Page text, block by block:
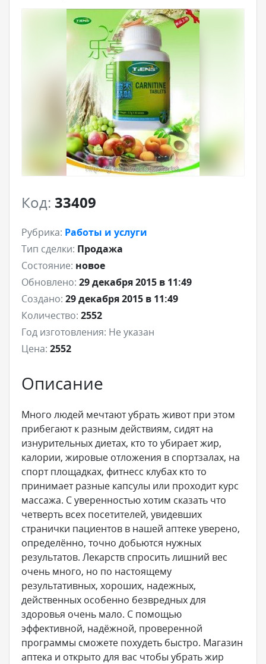
Код: 33409
Рубрика: Работы и услуги
Тип сделки: Продажа
Состояние: новое
Обновлено: 29 декабря 2015 в 11:49
Создано: 29 декабря 2015 в 11:49
Количество: 2552
Год изготовления: Не указан
Цена: 2552
Описание
Много людей мечтают убрать живот при этом
прибегают к разным действиям, сидят на
изнурительных диетах, кто то убирает жир,
калории, жировые отложения в спортзалах, на
спорт площадках, фитнесс клубах кто то
принимает разные капсулы или проходит курс
массажа. С уверенностью хотим сказать что
четверть всех посетителей, увидевших
странички пациентов в нашей аптеке уверено,
определённо, точно добьются нужных
результатов. Лекарств спросить лишний вес
очень много, но по настоящему
результативных, хороших, надежных,
действенных особенно безвредных для
здоровья очень мало. С помощью
эффективной, надёжной, проверенной
программы сможете похудеть быстро. Магазин
аптека и открыто для вас чтобы убрать жир